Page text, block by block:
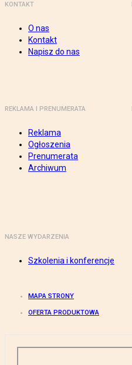
KONTAKT
O nas
Kontakt
Napisz do nas
REKLAMA I PRENUMERATA
Reklama
Ogłoszenia
Prenumerata
Archiwum
NASZE WYDARZENIA
Szkolenia i konferencje
MAPA STRONY
OFERTA PRODUKTOWA